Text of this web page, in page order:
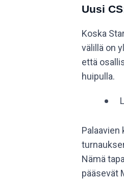
Uusi
Koska
välillä on
että
huipulla.
Nämä
pääsevät